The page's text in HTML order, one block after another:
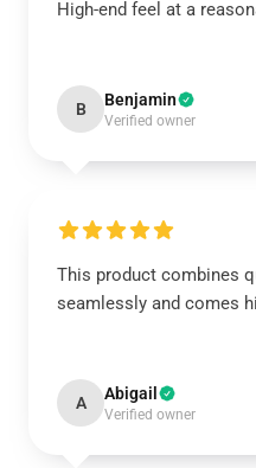
High-end feel at a
B Benjamin
Verified owner
This product combines
seamlessly and comes
A Abigail
Verified owner